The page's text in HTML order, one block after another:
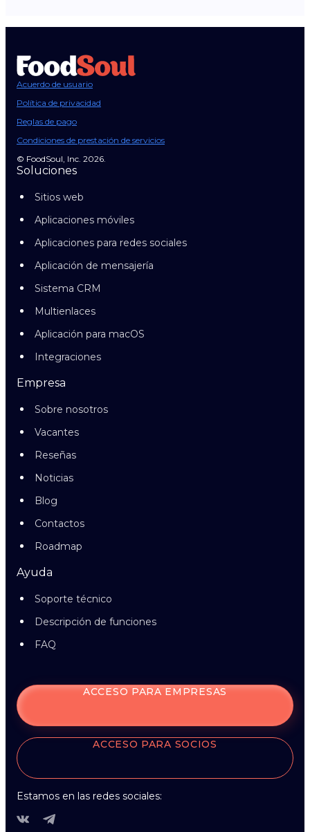
Acuerdo de usuario
Política de privacidad
Reglas de pago
Condiciones de prestación de servicios
© FoodSoul, Inc. 2026.
Soluciones
Sitios web
Aplicaciones móviles
Aplicaciones para redes sociales
Aplicación de mensajería
Sistema CRM
Multienlaces
Aplicación para macOS
Integraciones
Empresa
Sobre nosotros
Vacantes
Reseñas
Noticias
Blog
Contactos
Roadmap
Ayuda
Soporte técnico
Descripción de funciones
FAQ
ACCESO PARA EMPRESAS
ACCESO PARA SOCIOS
Estamos en las redes sociales: